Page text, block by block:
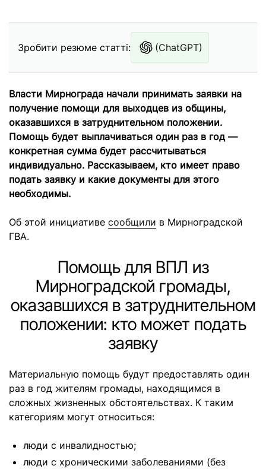
Зробити резюме статті: (ChatGPT)
Власти Мирнограда начали принимать заявки на
получение помощи для выходцев из общины,
оказавшихся в затруднительном положении.
Помощь будет выплачиваться один раз в год —
конкретная сумма будет рассчитываться
индивидуально. Рассказываем, кто имеет право
подать заявку и какие документы для этого
необходимы.
Об этой инициативе сообщили в Мирноградской
ГВА.
Помощь для ВПЛ из
Мирноградской громады,
оказавшихся в затруднительном
положении: кто может подать
заявку
Материальную помощь будут предоставлять один
раз в год жителям громады, находящимся в
сложных жизненных обстоятельствах. К таким
категориям могут относиться:
люди с инвалидностью;
люди с хроническими заболеваниями (без